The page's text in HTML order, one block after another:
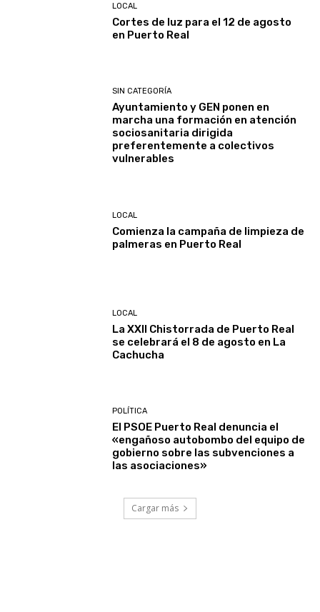
LOCAL
Cortes de luz para el 12 de agosto
en Puerto Real
SIN CATEGORÍA
Ayuntamiento y GEN ponen en
marcha una formación en atención
sociosanitaria dirigida
preferentemente a colectivos
vulnerables
LOCAL
Comienza la campaña de limpieza de
palmeras en Puerto Real
LOCAL
La XXII Chistorrada de Puerto Real
se celebrará el 8 de agosto en La
Cachucha
POLÍTICA
El PSOE Puerto Real denuncia el
«engañoso autobombo del equipo de
gobierno sobre las subvenciones a
las asociaciones»
Cargar más